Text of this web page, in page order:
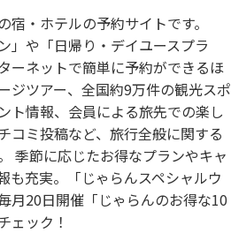
宿・ホテルの予約サイトです。
」や「日帰り・デイユースプラ
ーネットで簡単に予約ができるほ
ジツアー、全国約9万件の観光スポ
ト情報、会員による旅先での楽し
コミ投稿など、旅行全般に関する
季節に応じたお得なプランやキャ
も充実。「じゃらんスペシャルウ
月20日開催「じゃらんのお得な10
ェック！